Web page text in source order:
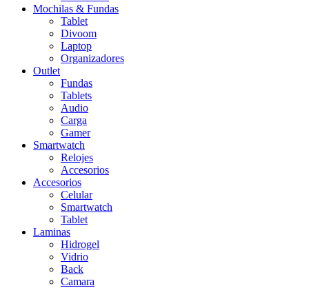
Mochilas & Fundas
Tablet
Divoom
Laptop
Organizadores
Outlet
Fundas
Tablets
Audio
Carga
Gamer
Smartwatch
Relojes
Accesorios
Accesorios
Celular
Smartwatch
Tablet
Laminas
Hidrogel
Vidrio
Back
Camara